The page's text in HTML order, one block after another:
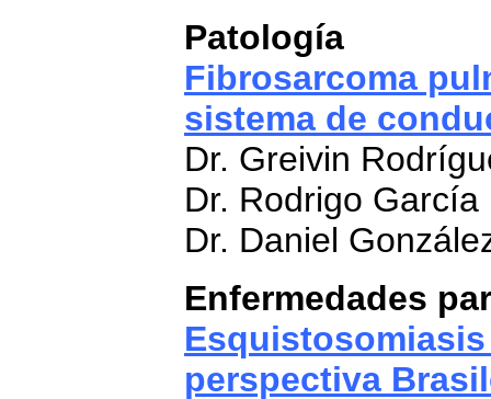
Patología
Fibrosarcoma
sistema de
Dr. Greivin
Dr. Rodrigo García
Dr. Daniel
Enfermedades
perspectiva